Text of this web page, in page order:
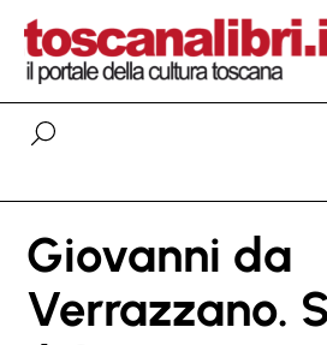
Giovanni da
Verrazzano.